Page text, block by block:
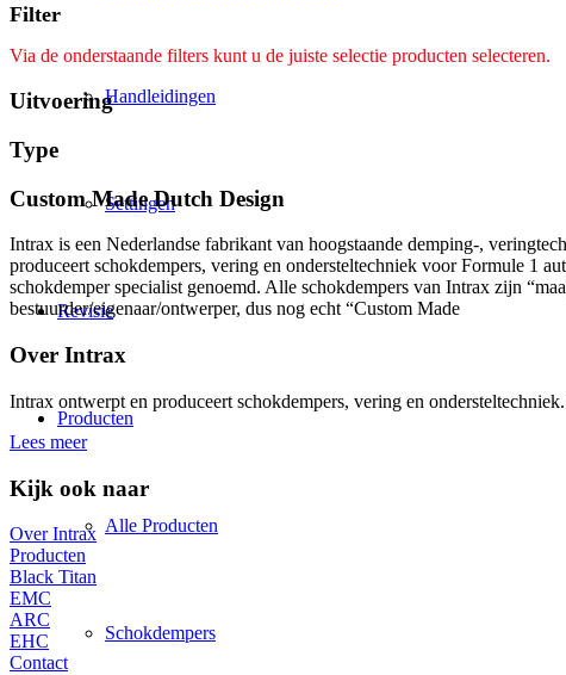
Handleidingen
Settingen
Revisie
Producten
Alle Producten
Schokdempers
Filter
Via de onderstaande filters kunt u de juiste selectie producten selecteren.
Uitvoering
Type
Custom Made Dutch Design
Intrax is een Nederlandse fabrikant van hoogstaande demping-,
produceert schokdempers, vering en ondersteltechniek voor Formule 1
schokdemper specialist genoemd. Alle schokdempers van Intrax zijn
bestuurder/eigenaar/ontwerper, dus nog echt “Custom Made
Over Intrax
Intrax ontwerpt en produceert schokdempers, vering en
Lees meer
Kijk ook naar
Over Intrax
Producten
Black Titan
EMC
ARC
EHC
Contact